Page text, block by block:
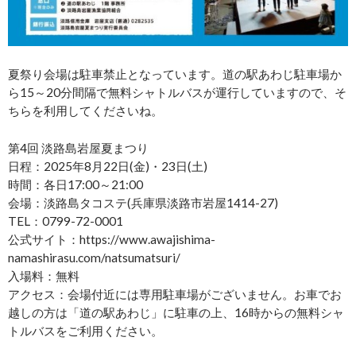
夏祭り会場は駐車禁止となっています。道の駅あわじ駐車場か
ら15～20分間隔で無料シャトルバスが運行していますので、そ
ちらを利用してくださいね。
第4回 淡路島岩屋夏まつり
日程：2025年8月22日(金)・23日(土)
時間：各日17:00～21:00
会場：淡路島タコステ(兵庫県淡路市岩屋1414-27)
TEL：0799-72-0001
公式サイト：https://www.awajishima-
namashirasu.com/natsumatsuri/
入場料：無料
アクセス：会場付近には専用駐車場がございません。お車でお
越しの方は「道の駅あわじ」に駐車の上、16時からの無料シャ
トルバスをご利用ください。